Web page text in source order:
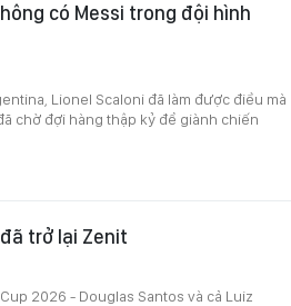
có Messi trong đội hình
Lionel Scaloni đã làm được điều mà
chờ đợi hàng thập kỷ để giành chiến
trở lại Zenit
2026 - Douglas Santos và cả Luiz